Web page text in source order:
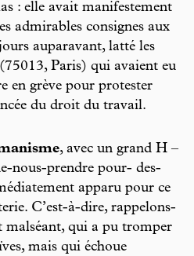
: elle avait manifestement
admirables consignes aux
auparavant, latté les
Paris) qui avaient eu
en grève pour protester
du droit du travail.
, avec un grand H –
nous-prendre pour- des-
apparu pour ce
C’est-à-dire, rappelons-
malséant, qui a pu tromper
mais qui échoue